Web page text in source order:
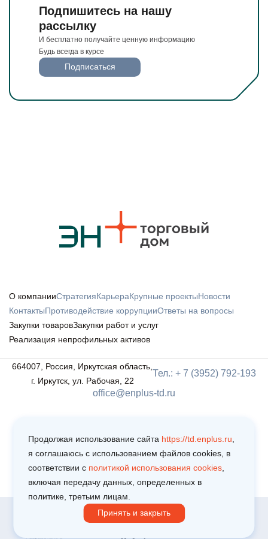
Подпишитесь на нашу
рассылку
И бесплатно получайте ценную информацию
Будь всегда в курсе
Подписаться
О компанииСтратегияКарьераКрупные проектыНовости
КонтактыПротиводействие коррупцииОтветы на вопросы
Закупки товаровЗакупки работ и услуг
Реализация непрофильных активов
664007, Россия, Иркутская область,
г. Иркутск, ул. Рабочая, 22
Тел.: + 7 (3952) 792-193
office@enplus-td.ru
Политика обработки персональных данных Пользовательское соглашение
Разработано в
Продолжая использование сайта https://td.enplus.ru
я соглашаюсь c использованием файлов cookies, в
соответствии c политикой использования cookies
включая передачу данных, определенных в
политике, третьим лицам.
Принять и закрыть